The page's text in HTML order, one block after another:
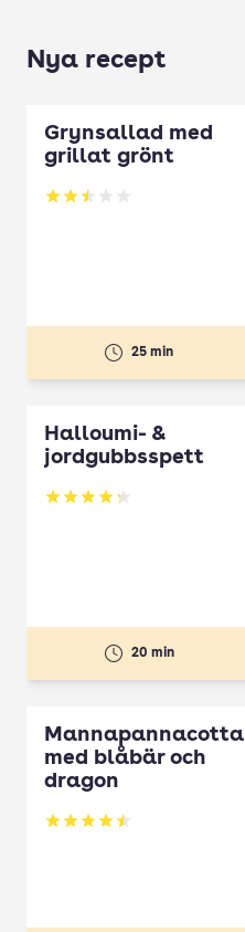
Nya recept
Grynsallad med
grillat grönt
Betyg: 2.5 av 5
25 min
Halloumi- &
jordgubbsspett
Betyg: 4.3 av 5
20 min
Mannapannacotta
med blåbär och
dragon
Betyg: 4.5 av 5